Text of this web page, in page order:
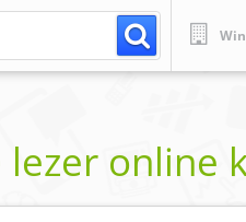
online